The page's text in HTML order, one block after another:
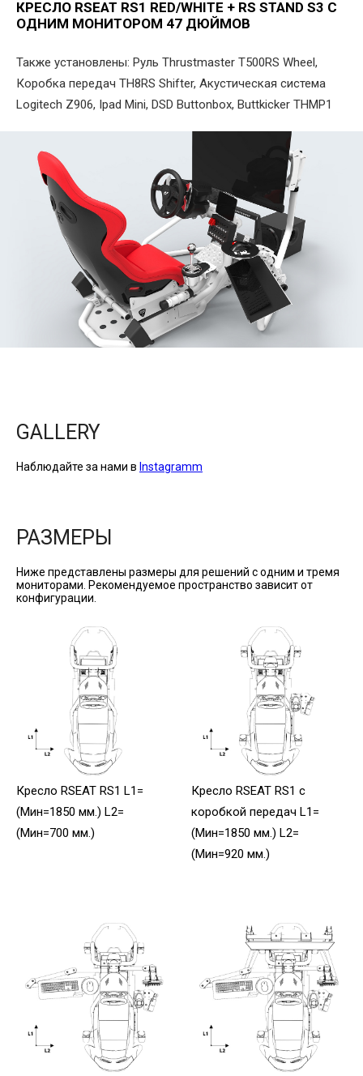
КРЕСЛО RSEAT RS1 RED/WHITE + RS STAND S3 С
ОДНИМ МОНИТОРОМ 47 ДЮЙМОВ
Также установлены: Руль Thrustmaster T500RS Wheel,
Коробка передач TH8RS Shifter, Акустическая система
Logitech Z906, Ipad Mini, DSD Buttonbox, Buttkicker THMP1
GALLERY
Наблюдайте за нами в Instagramm
РАЗМЕРЫ
Ниже представлены размеры для решений с одним и тремя
мониторами. Рекомендуемое пространство зависит от
конфигурации.
Кресло RSEAT RS1 L1=
(Мин=1850 мм.) L2=
(Мин=700 мм.)
Кресло RSEAT RS1 с
коробкой передач L1=
(Мин=1850 мм.) L2=
(Мин=920 мм.)